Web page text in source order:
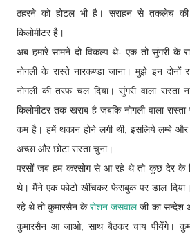
ठहरने को होटल भी है। सराहन से तकलेच की
किलोमीटर है।
अब हमारे सामने दो विकल्प थे- एक तो सुंगरी के
नोगली के रास्ते नारकण्डा जाना। मुझे इन दोनों
नोगली की तरफ चल दिया। सुंगरी वाला रास्ता
किलोमीटर तक खराब है जबकि नोगली वाला
कम है। हमें थकान होने लगी थी, इसलिये लम्बे और
अच्छा और छोटा रास्ता चुना।
परसों जब हम करसोग से आ रहे थे तो कुछ देर के
थे। मैंने एक फोटो खींचकर फेसबुक पर डाल
रहे थे तो कुमारसैन केरोशन जसवालजी का सन्देश
कुमारसैन आ जाओ, साथ बैठकर चाय पीयेंगे।